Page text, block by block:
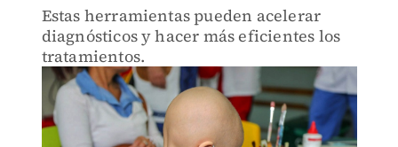
Estas herramientas pueden acelerar
diagnósticos y hacer más eficientes los
tratamientos.